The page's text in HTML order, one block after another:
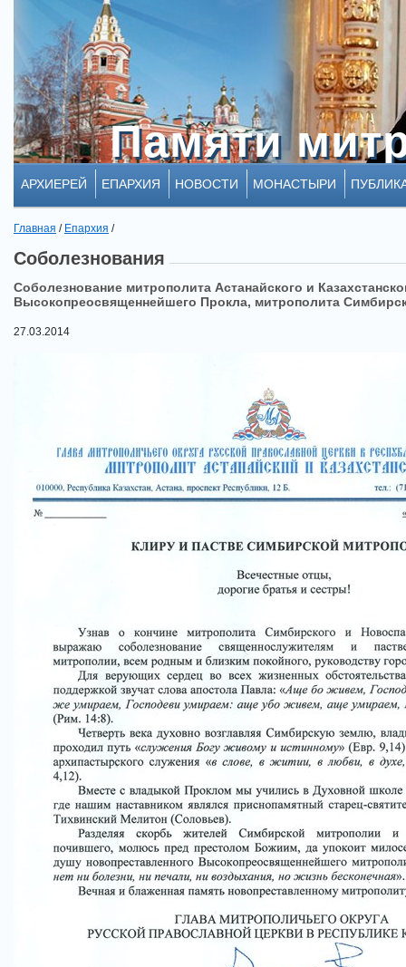
Памяти
Памяти
АРХИЕРЕЙ ЕПАРХИЯ НОВОСТИ МОНАСТЫРИ
Главная / Епархия /
Соболезнования
Соболезнование митрополита Астанайского и
Высокопреосвященнейшего Прокла, митрополита
27.03.2014